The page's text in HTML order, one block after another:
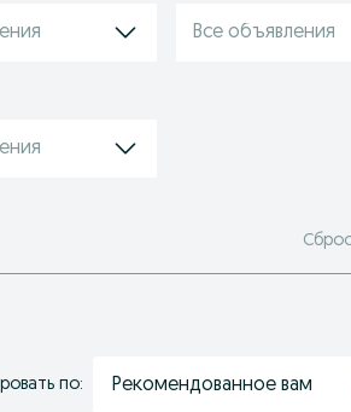
Все объявления
по: Рекомендованное вам